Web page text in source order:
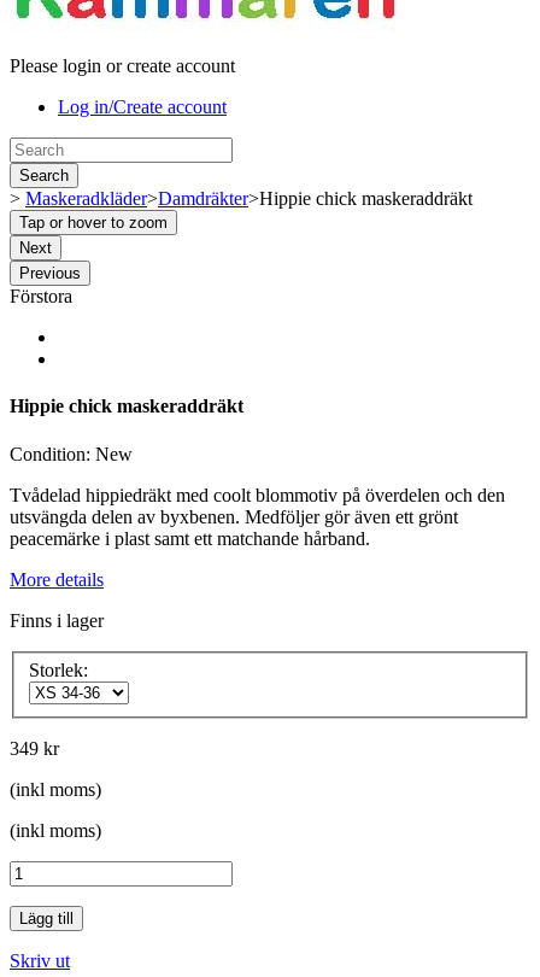
Please login or create account
Log in/Create account
Search
> Maskeradkläder>Damdräkter>Hippie chick maskeraddräkt
Tap or hover to zoom
Next
Previous
Förstora
Hippie chick maskeraddräkt
Condition: New
Tvådelad hippiedräkt med coolt blommotiv på överdelen och den
utsvängda delen av byxbenen. Medföljer gör även ett grönt
peacemärke i plast samt ett matchande hårband.
More details
Finns i lager
Storlek:
349 kr
(inkl moms)
(inkl moms)
Lägg till
Skriv ut